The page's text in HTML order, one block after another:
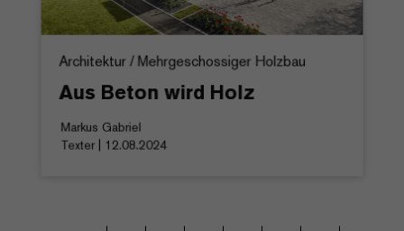
Architektur / Mehrgeschossiger Holzbau
Aus Beton wird Holz
Markus Gabriel
Texter | 12.08.2024